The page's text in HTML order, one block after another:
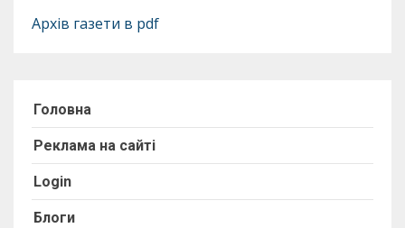
Архів газети в pdf
Головна
Реклама на сайті
Login
Блоги